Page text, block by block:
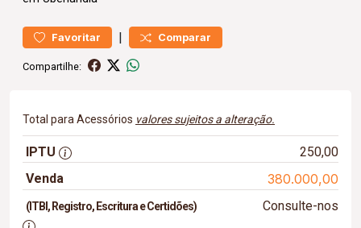
Favoritar | Comparar
Compartilhe:
Total para Acessórios valores sujeitos a alteração.
IPTU
250,00
Venda
380.000,00
(ITBI, Registro, Escritura e Certidões) Consulte-nos